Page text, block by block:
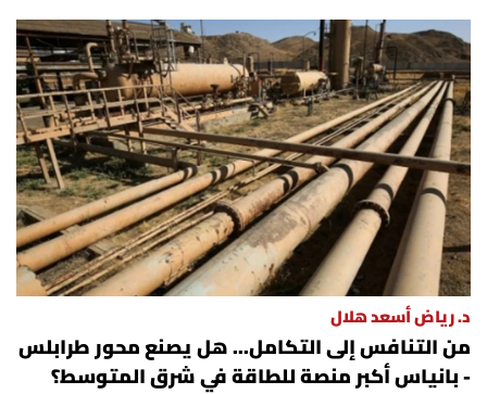
د. رياض أسعد هلال
من التنافس إلى التكامل... هل يصنع محور طرابلس
- بانياس أكبر منصة للطاقة في شرق المتوسط؟